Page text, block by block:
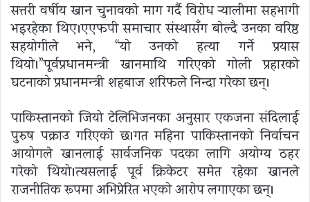
सत्तरी वर्षीय खान चुनावको माग गर्दै विरोध र्‍यालीमा सहभागी
भइरहेका थिए।एएफपी समाचार संस्थासँग बोल्दै उनका वरिष्ठ
सहयोगीले भने, “यो उनको हत्या गर्ने प्रयास
थियो।”पूर्वप्रधानमन्त्री खानमाथि गरिएको गोली प्रहारको
घटनाको प्रधानमन्त्री शहबाज शरिफले निन्दा गरेका छन्।
पाकिस्तानको जियो टेलिभिजनका अनुसार एकजना संदिग्धलाई
पुरुष पक्राउ गरिएको छ।गत महिना पाकिस्तानको निर्वाचन
आयोगले खानलाई सार्वजनिक पदका लागि अयोग्य ठहर
गरेको थियो।त्यसलाई पूर्व क्रिकेटर समेत रहेका खानले
राजनीतिक रूपमा अभिप्रेरित भएको आरोप लगाएका छन्।